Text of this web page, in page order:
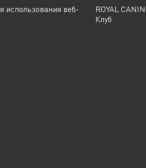
использования веб-
ROYAL
Клуб